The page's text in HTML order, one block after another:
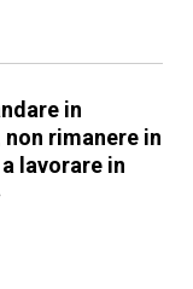
in
rimanere in
lavorare in